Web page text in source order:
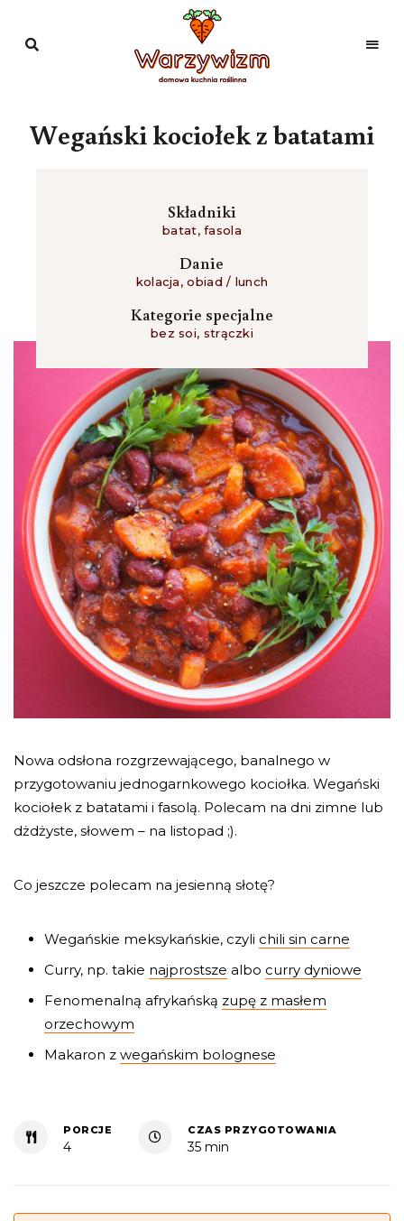
Domowa
Wegański kociołek z batatami
Składniki
batat,fasola
Danie
kolacja,obiad / lunch
Kategorie specjalne
bez soi, strączki
Nowa odsłona rozgrzewającego, banalnego w
przygotowaniu jednogarnkowego kociołka. Wegański
kociołek z batatami i fasolą. Polecam na dni zimne lub
dżdżyste, słowem – na listopad ;).
Co jeszcze polecam na jesienną słotę?
Wegańskie meksykańskie, czyli chili sin carne
Curry, np. takie najprostsze albo curry dyniowe
Fenomenalną afrykańską zupę z masłem
orzechowym
Makaron z wegańskim bolognese
PORCJE
4
CZAS PRZYGOTOWANIA
35 min